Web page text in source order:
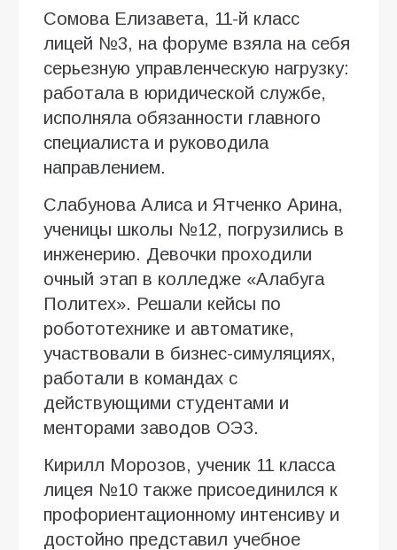
Сомова Елизавета, 11-й класс
лицей №3, на форуме взяла на себя
серьезную управленческую нагрузку:
работала в юридической службе,
исполняла обязанности главного
специалиста и руководила
направлением.
Слабунова Алиса и Ятченко Арина,
ученицы школы №12, погрузились в
инженерию. Девочки проходили
очный этап в колледже «Алабуга
Политех». Решали кейсы по
робототехнике и автоматике,
участвовали в бизнес-симуляциях,
работали в командах с
действующими студентами и
менторами заводов ОЭЗ.
Кирилл Морозов, ученик 11 класса
лицея №10 также присоединился к
профориентационному интенсиву и
достойно представил учебное